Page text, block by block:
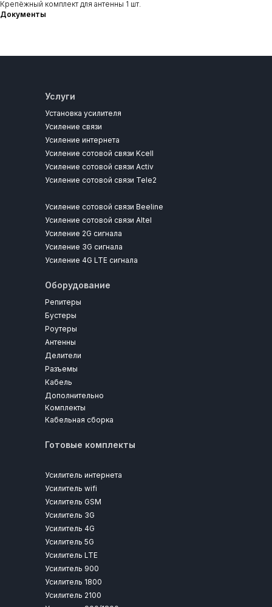
Крепёжный комплект для антенны 1 шт.
Документы
Услуги
Готовые комплекты
Оборудование
Установка усилителя
Репитеры
Бустеры
Роутеры
Антенны
Делители
Разъемы
Кабель
Дополнительно
Усилитель интернета
Усилитель wifi
Усилитель GSM
Усилитель 3G
Усилитель 4G
Усилитель 5G
Усилитель LTE
Усилитель 900
Усилитель 1800
Усилитель 2100
Усиление связи
Усиление интернета
Усиление сотовой связи Kcell
Усиление сотовой связи Activ
Усиление сотовой связи Tele2
Усиление сотовой связи Beeline
Усиление сотовой связи Altel
Усиление 2G сигнала
Усиление 3G сигнала
Усиление 4G LTE сигнала
Кабельная сборка
Комплекты